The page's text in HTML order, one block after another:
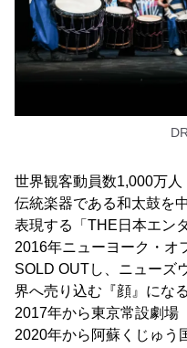
世界観客動員数1,000万人
伝統楽器である和太鼓を
表現する「THE日本エン
2016年ニューヨーク・オ
SOLD OUTし、ニューズ
界へ売り込む『顔』にな
2017年から東京常設劇場
2020年から阿蘇くじゅう